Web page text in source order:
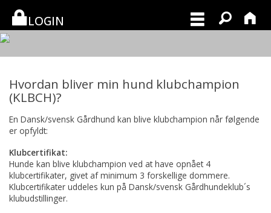
LOGIN
Hvordan bliver min hund klubchampion
(KLBCH)?
En Dansk/svensk Gårdhund kan blive klubchampion når følgende
er opfyldt:
Klubcertifikat:
Hunde kan blive klubchampion ved at have opnået 4
klubcertifikater, givet af minimum 3 forskellige dommere.
Klubcertifikater uddeles kun på Dansk/svensk Gårdhundeklub´s
klubudstillinger.